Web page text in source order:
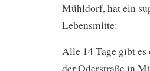
Mühldorf, hat ein
Lebensmitte:
Alle 14 Tage gibt
der Oderstraße in